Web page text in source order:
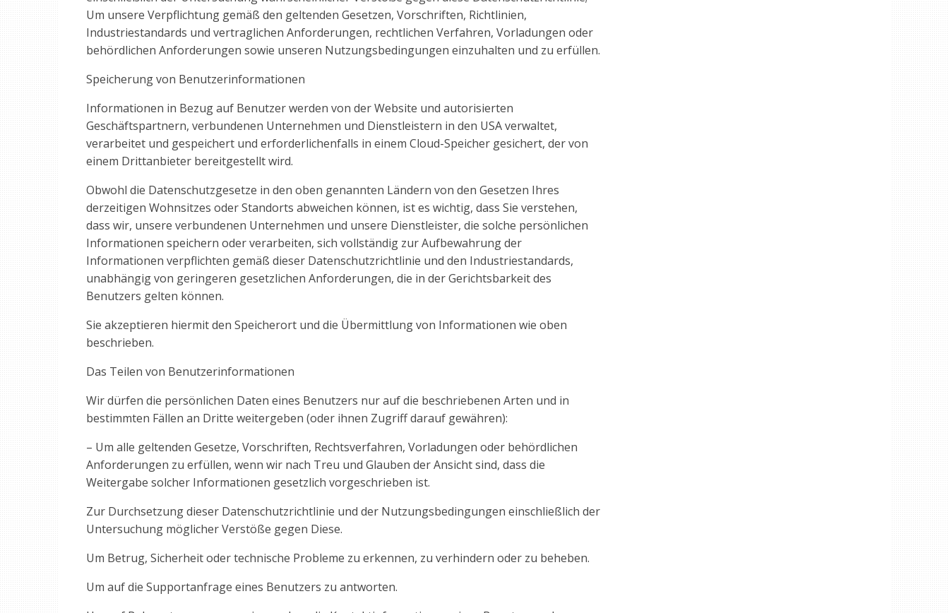
Um unsere Verpflichtung gemäß den geltenden Gesetzen, Vorschriften, Richtlinien,
Industriestandards und vertraglichen Anforderungen, rechtlichen Verfahren, Vorladungen oder
behördlichen Anforderungen sowie unseren Nutzungsbedingungen einzuhalten und zu erfüllen.
Speicherung von Benutzerinformationen
Informationen in Bezug auf Benutzer werden von der Website und autorisierten
Geschäftspartnern, verbundenen Unternehmen und Dienstleistern in den USA verwaltet,
verarbeitet und gespeichert und erforderlichenfalls in einem Cloud-Speicher gesichert, der von
einem Drittanbieter bereitgestellt wird.
Obwohl die Datenschutzgesetze in den oben genannten Ländern von den Gesetzen Ihres
derzeitigen Wohnsitzes oder Standorts abweichen können, ist es wichtig, dass Sie verstehen,
dass wir, unsere verbundenen Unternehmen und unsere Dienstleister, die solche persönlichen
Informationen speichern oder verarbeiten, sich vollständig zur Aufbewahrung der
Informationen verpflichten gemäß dieser Datenschutzrichtlinie und den Industriestandards,
unabhängig von geringeren gesetzlichen Anforderungen, die in der Gerichtsbarkeit des
Benutzers gelten können.
Sie akzeptieren hiermit den Speicherort und die Übermittlung von Informationen wie oben
beschrieben.
Das Teilen von Benutzerinformationen
Wir dürfen die persönlichen Daten eines Benutzers nur auf die beschriebenen Arten und in
bestimmten Fällen an Dritte weitergeben (oder ihnen Zugriff darauf gewähren):
– Um alle geltenden Gesetze, Vorschriften, Rechtsverfahren, Vorladungen oder behördlichen
Anforderungen zu erfüllen, wenn wir nach Treu und Glauben der Ansicht sind, dass die
Weitergabe solcher Informationen gesetzlich vorgeschrieben ist.
Zur Durchsetzung dieser Datenschutzrichtlinie und der Nutzungsbedingungen einschließlich der
Untersuchung möglicher Verstöße gegen Diese.
Um Betrug, Sicherheit oder technische Probleme zu erkennen, zu verhindern oder zu beheben.
Um auf die Supportanfrage eines Benutzers zu antworten.